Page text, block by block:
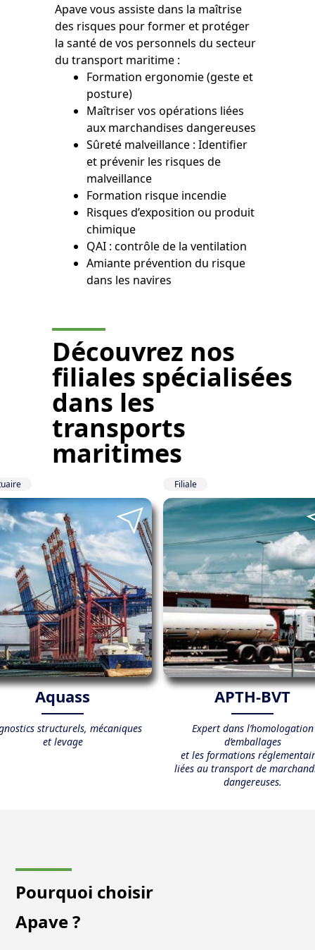
Apave vous assiste dans la maîtrise
des risques pour former et protéger
la santé de vos personnels du secteur
du transport maritime :
Formation ergonomie (geste et
posture)
Maîtriser vos opérations liées
aux marchandises dangereuses
Sûreté malveillance : Identifier
et prévenir les risques de
malveillance
Formation risque incendie
Risques d’exposition ou produit
chimique
QAI : contrôle de la ventilation
Amiante prévention du risque
dans les navires
Découvrez nos
filiales spécialisées
dans les
transports
maritimes
Aquass
structurels, mécaniques
et levage
Filiale
APTH-BVT
Expert dans l’homologation
d’emballages
et les formations
liées au transport de
dangereuses.
Pourquoi choisir
Apave ?